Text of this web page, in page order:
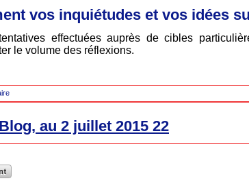
vos inquiétudes et vos idées
effectuées auprès de cibles
le volume des réflexions.
au 2 juillet 2015 22